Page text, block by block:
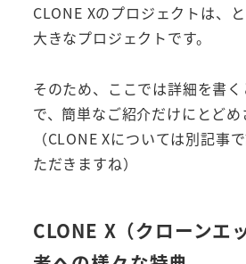
CLONE Xのプロジェクトは、と
大きなプロジェクトです。
そのため、ここでは詳細を書
で、簡単なご紹介だけにとどめ
（CLONE Xについては別記事
ただきますね）
CLONE X（クローンエ